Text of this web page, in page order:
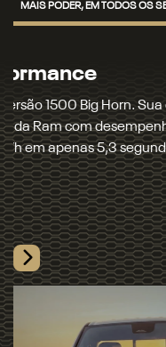
MAIS PODER, EM TODOS OS
Potência
Equipada com motor
Auto, a 1500 entrega a
entre as picapes full-
Previous Next